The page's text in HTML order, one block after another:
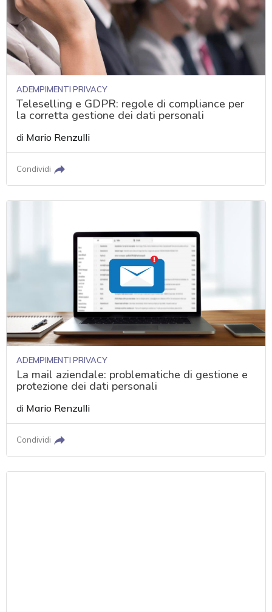
ADEMPIMENTI PRIVACY
Teleselling e GDPR: regole di compliance per
la corretta gestione dei dati personali
di Mario Renzulli
Condividi
ADEMPIMENTI PRIVACY
La mail aziendale: problematiche di gestione e
protezione dei dati personali
di Mario Renzulli
Condividi